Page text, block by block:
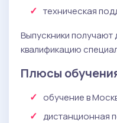
техническая
Выпускники
квалификацию
Плюсы
обучение в
дистанционная